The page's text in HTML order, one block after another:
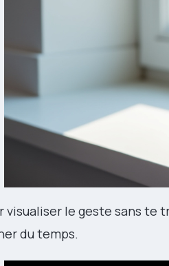
visualiser le geste sans te
du temps.